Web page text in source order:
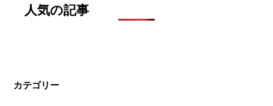
人気の記事
カテゴリー